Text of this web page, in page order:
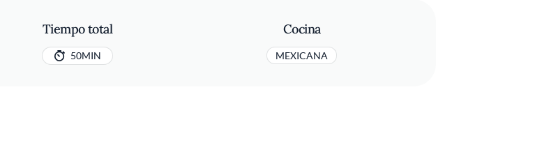
Tiempo total
50MIN
Cocina
MEXICANA